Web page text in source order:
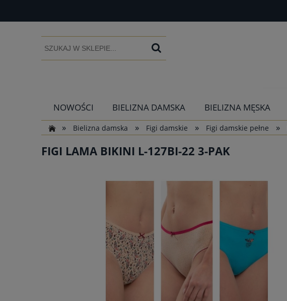
NOWOŚCI BIELIZNA DAMSKA BIELIZNA MĘSKA
»
Bielizna damska » Figi damskie » Figi damskie pełne »
FIGI LAMA BIKINI L-127BI-22 3-PAK